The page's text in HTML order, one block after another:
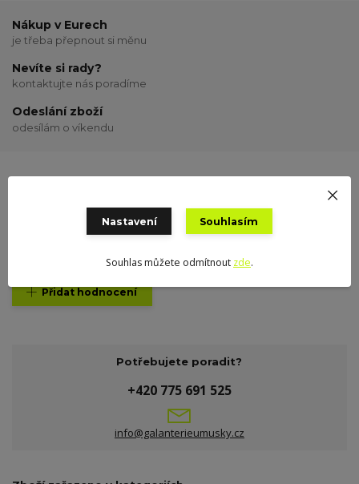
Nákup v Eurech
je třeba přepnout si měnu
Nevíte si rady?
kontaktujte nás poradíme
Odeslání zboží
odesílám o víkendu
Hodnocení 0
K tomuto produktu zatím nikdo hodnocení nepřidal. Buďte první.
Přidat hodnocení
Potřebujete poradit?
+420 775 691 525
info@galanterieumusky.cz
Nastavení Souhlasím
Souhlas můžete odmítnout zde.